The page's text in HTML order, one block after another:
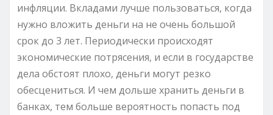
инфляции. Вкладами лучше пользоваться, когда
нужно вложить деньги на не очень большой
срок до 3 лет. Периодически происходят
экономические потрясения, и если в государстве
дела обстоят плохо, деньги могут резко
обесцениться. И чем дольше хранить деньги в
банках, тем больше вероятность попасть под